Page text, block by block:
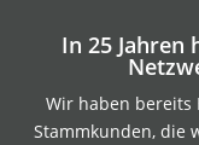
In 25 Jahren
Wir haben
Stammkunden, die